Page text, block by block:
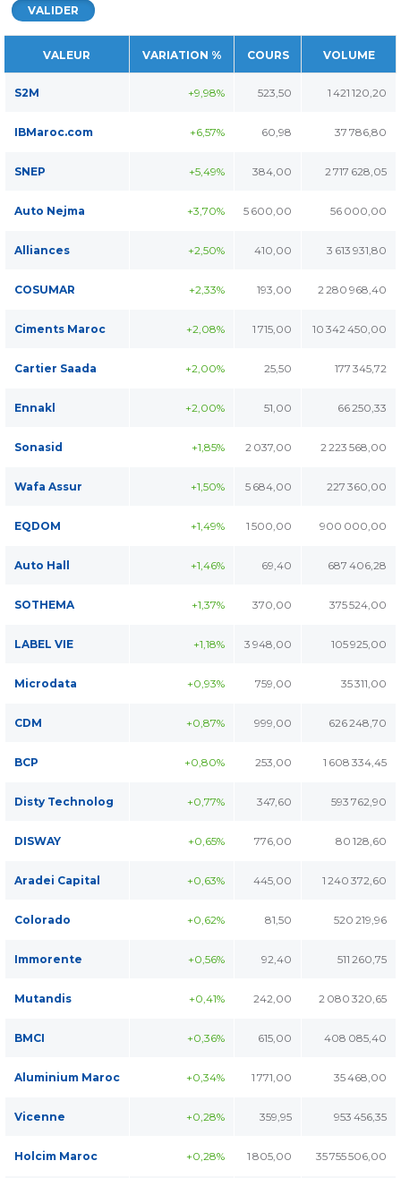
VALIDER
VALEUR VARIATION % COURS VOLUME
S2M +9,98% 523,50 1 421 120,20
IBMaroc.com +6,57% 60,98 37 786,80
SNEP +5,49% 384,00 2 717 628,05
Auto Nejma +3,70% 5 600,00 56 000,00
Alliances +2,50% 410,00 3 613 931,80
COSUMAR +2,33% 193,00 2 280 968,40
Ciments Maroc +2,08% 1 715,00 10 342 450,00
Cartier Saada +2,00% 25,50 177 345,72
Ennakl +2,00% 51,00 66 250,33
Sonasid +1,85% 2 037,00 2 223 568,00
Wafa Assur +1,50% 5 684,00 227 360,00
EQDOM +1,49% 1 500,00 900 000,00
Auto Hall +1,46% 69,40 687 406,28
SOTHEMA +1,37% 370,00 375 524,00
LABEL VIE +1,18% 3 948,00 105 925,00
Microdata +0,93% 759,00 35 311,00
CDM +0,87% 999,00 626 248,70
BCP +0,80% 253,00 1 608 334,45
Disty Technolog +0,77% 347,60 593 762,90
DISWAY +0,65% 776,00 80 128,60
Aradei Capital +0,63% 445,00 1 240 372,60
Colorado +0,62% 81,50 520 219,96
Immorente +0,56% 92,40 511 260,75
Mutandis +0,41% 242,00 2 080 320,65
BMCI +0,36% 615,00 408 085,40
Aluminium Maroc +0,34% 1 771,00 35 468,00
Vicenne +0,28% 359,95 953 456,35
Holcim Maroc +0,28% 1 805,00 35 755 506,00